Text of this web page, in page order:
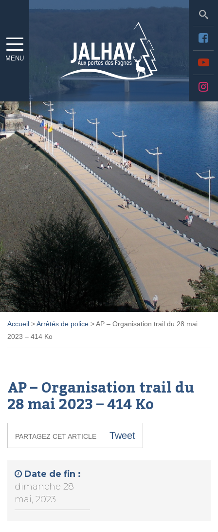
MENU
Accueil >Arrêtés de police >AP – Organisation trail du 28 mai
2023 – 414 Ko
AP – Organisation trail du
28 mai 2023 – 414 Ko
PARTAGEZ CET ARTICLE Tweet
Date de fin :
dimanche 28
mai, 2023